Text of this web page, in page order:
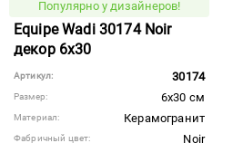
Популярно у дизайнеров!
Equipe Wadi 30174 Noir
декор 6x30
Артикул: 30174
Размер: 6x30 см
Материал: Керамогранит
Фабричный цвет: Noir